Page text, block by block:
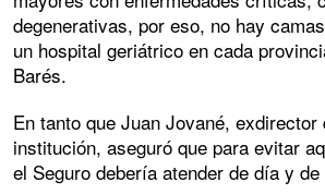
degenerativas, por eso, no hay
un hospital geriátrico en cada
Barés.
En tanto que Juan Jované, exdirector
institución, aseguró que para evitar
el Seguro debería atender de día y de